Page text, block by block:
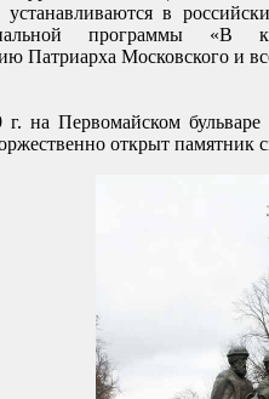
в
программы «В
Патриарха Московского и
на Первомайском бульваре
открыт памятник